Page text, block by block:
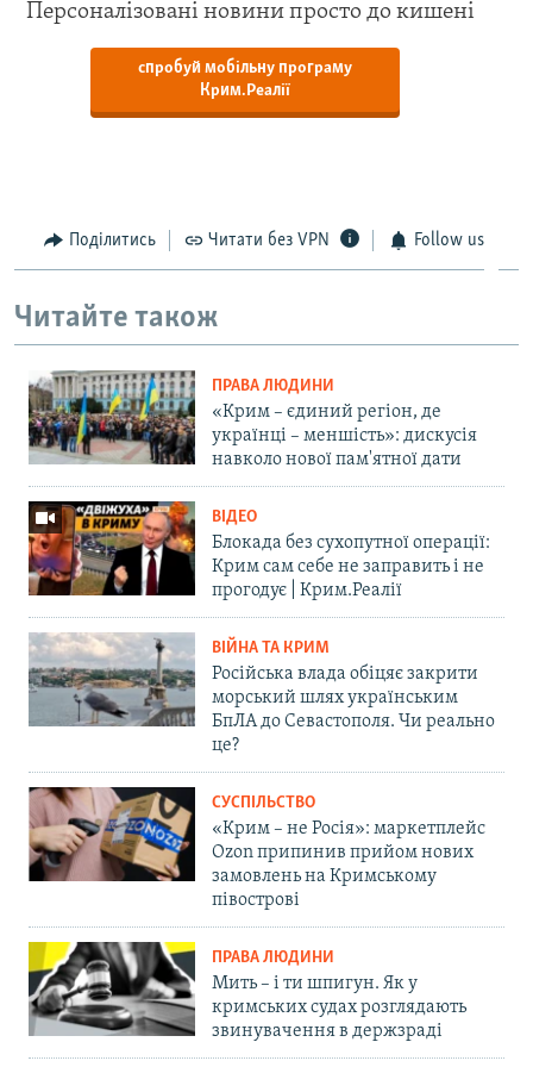
Персоналізовані новини просто до кишені
спробуй мобільну програму
Крим.Реалії
Поділитись Читати без VPN Follow us
Читайте також
ПРАВА ЛЮДИНИ
«Крим – єдиний регіон, де
українці – меншість»: дискусія
навколо нової пам'ятної дати
ВІДЕО
Блокада без сухопутної операції:
Крим сам себе не заправить і не
прогодує | Крим.Реалії
ВІЙНА ТА КРИМ
Російська влада обіцяє закрити
морський шлях українським
БпЛА до Севастополя. Чи реально
це?
СУСПІЛЬСТВО
«Крим – не Росія»: маркетплейс
Ozon припинив прийом нових
замовлень на Кримському
півострові
ПРАВА ЛЮДИНИ
Мить – і ти шпигун. Як у
кримських судах розглядають
звинувачення в держзраді